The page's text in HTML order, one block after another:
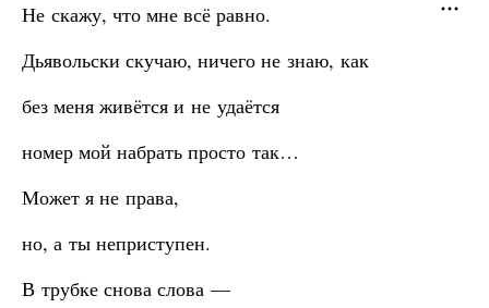
Не скажу, что мне всё равно.
Дьявольски скучаю, ничего не знаю, как
без меня живётся и не удаётся
номер мой набрать просто так…
Может я не права,
но, а ты неприступен.
В трубке снова слова —